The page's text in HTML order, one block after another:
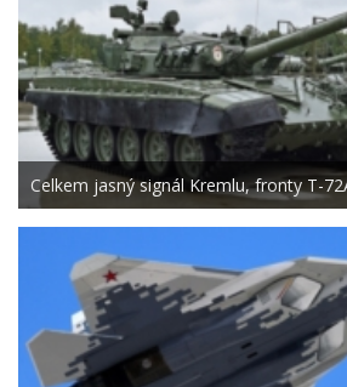
Celkem jasný signál Kremlu, fronty T-